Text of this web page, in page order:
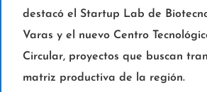
destacó el Startup Lab de
Varas y el nuevo Centro
Circular, proyectos que buscan
matriz productiva de la región.